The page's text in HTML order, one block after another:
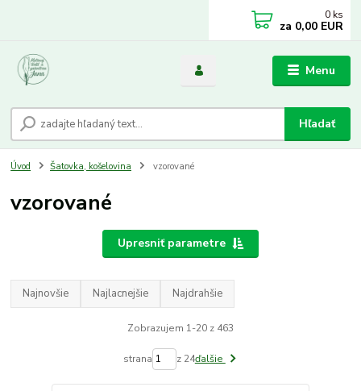
Menu
Hľadať
0 ks
za 0,00 EUR
Úvod Šatovka, košelovina vzorované
vzorované
Upresniť parametre
Najnovšie Najlacnejšie Najdrahšie
Zobrazujem 1-20 z 463
strana z 24ďalšie